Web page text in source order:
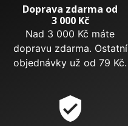
Doprava zdarma od
3 000 Kč
Nad 3 000 Kč máte
dopravu zdarma. Ostatní
objednávky už od 79 Kč.
verified_user